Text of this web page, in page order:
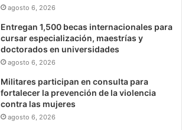
agosto 6, 2026
Entregan 1,500 becas internacionales para
cursar especialización, maestrías y
doctorados en universidades
agosto 6, 2026
Militares participan en consulta para
fortalecer la prevención de la violencia
contra las mujeres
agosto 6, 2026